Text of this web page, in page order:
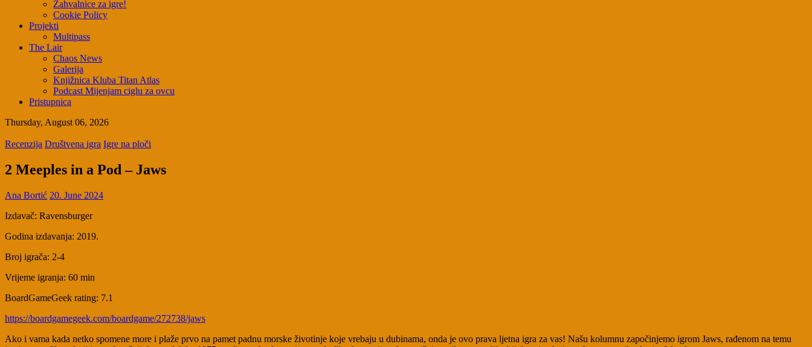
Zahvalnice za igre!
Cookie Policy
Projekti
Multipass
The Lair
Chaos News
Galerija
Knjižnica Kluba Titan Atlas
Podcast Mijenjam ciglu za ovcu
Pristupnica
Thursday, August 06, 2026
Recenzija Društvena igra Igre na ploči
2 Meeples in a Pod – Jaws
Ana Bortić 20. June 2024
Izdavač: Ravensburger
Godina izdavanja: 2019.
Broj igrača: 2-4
Vrijeme igranja: 60 min
BoardGameGeek rating: 7.1
https://boardgamegeek.com/boardgame/272738/jaws
Ako i vama kada netko spomene more i plaže prvo na pamet padnu morske životinje koje vrebaju u dubinama, onda je ovo prava ljetna igra za vas! Našu kolumnu započinjemo igrom Jaws, rađenom na temu